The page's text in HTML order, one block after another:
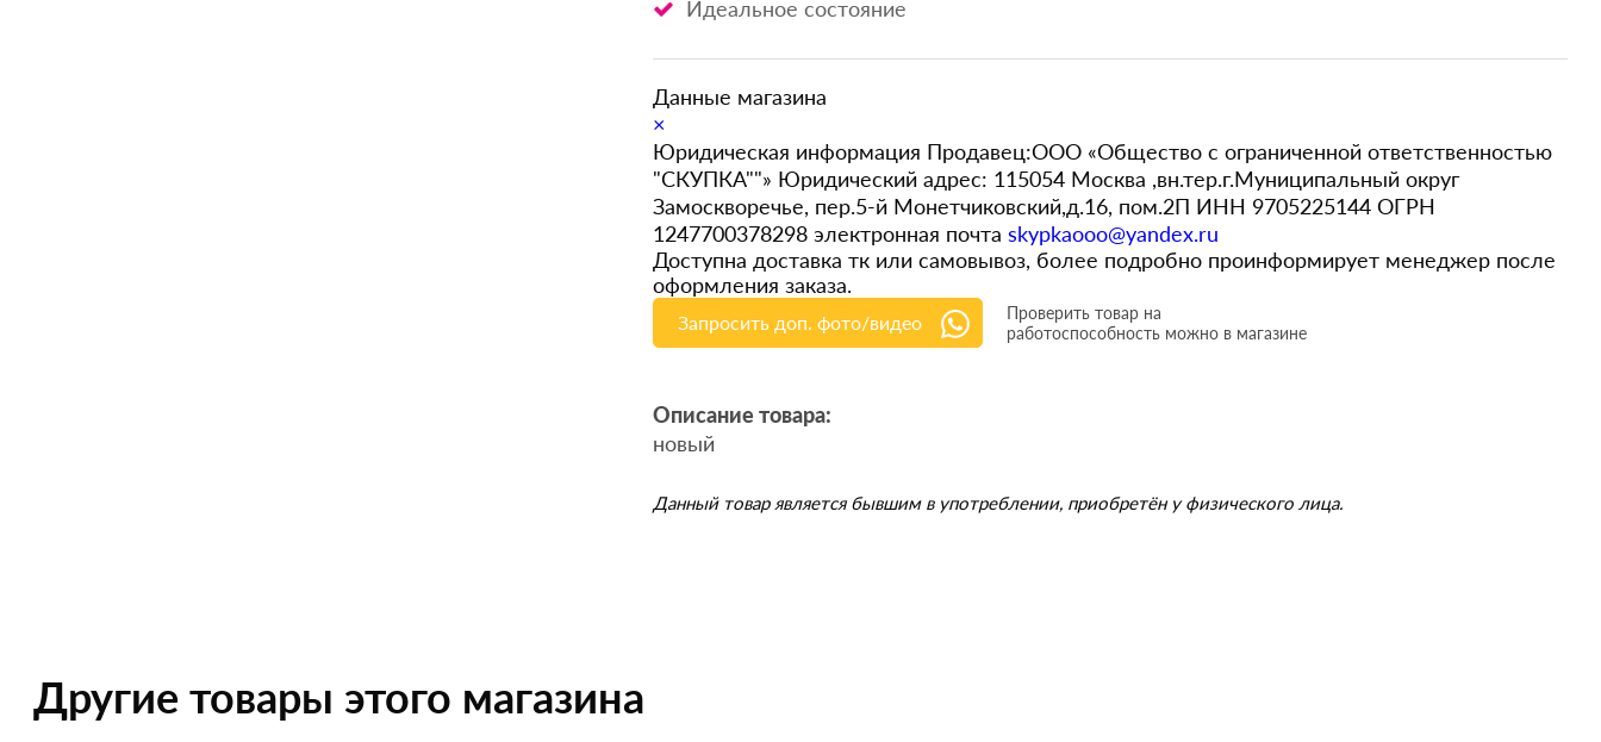
Идеальное состояние
Данные магазина
×
Юридическая информация Продавец:ООО «Общество с ограниченной ответственностью
"СКУПКА""» Юридический адрес: 115054 Москва ,вн.тер.г.Муниципальный округ
Замоскворечье, пер.5-й Монетчиковский,д.16, пом.2П ИНН 9705225144 ОГРН
1247700378298 электронная почта skypkaooo@yandex.ru
Доступна доставка тк или самовывоз, более подробно проинформирует менеджер после
оформления заказа.
Запросить доп. фото/видео
Проверить товар на
работоспособность можно в магазине
Описание товара:
новый
Данный товар является бывшим в употреблении, приобретён у физического лица.
Другие товары этого магазина